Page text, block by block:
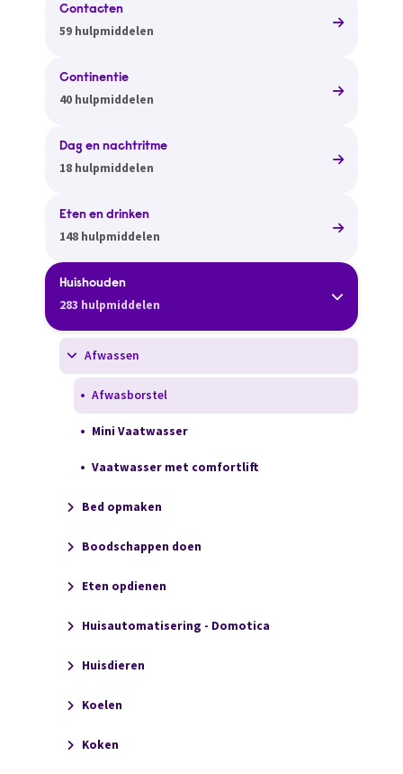
Contacten
59 hulpmiddelen
Continentie
40 hulpmiddelen
Dag en nachtritme
18 hulpmiddelen
Eten en drinken
148 hulpmiddelen
Huishouden
283 hulpmiddelen
Afwassen
Afwasborstel
Mini Vaatwasser
Vaatwasser met comfortlift
Bed opmaken
Boodschappen doen
Eten opdienen
Huisautomatisering - Domotica
Huisdieren
Koelen
Koken